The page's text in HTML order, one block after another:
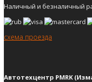
Наличный и безналичный
схема проезда
Автотехцентр PMRK